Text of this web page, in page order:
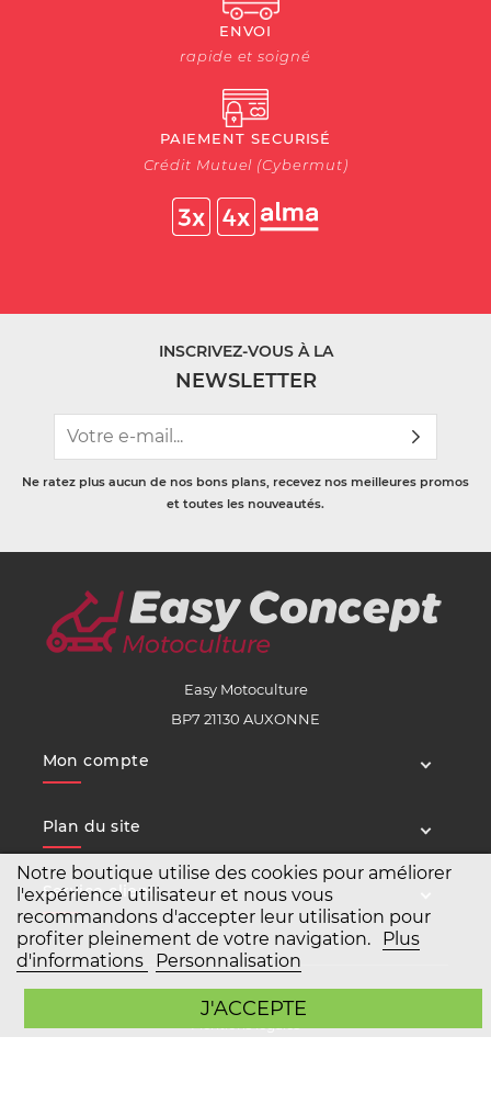
Notre boutique utilise des cookies pour améliorer
l'expérience utilisateur et nous vous
recommandons d'accepter leur utilisation pour
profiter pleinement de votre navigation.
Plus
d'informations
Personnalisation
J'ACCEPTE
ENVOI
rapide et soigné
PAIEMENT SECURISÉ
Crédit Mutuel (Cybermut)
INSCRIVEZ-VOUS À LA
NEWSLETTER
Ne ratez plus aucun de nos bons plans, recevez nos meilleures promos
et toutes les nouveautés.
Easy Motoculture
BP7 21130 AUXONNE
Mon compte
Plan du site
Service client
Mentions légales